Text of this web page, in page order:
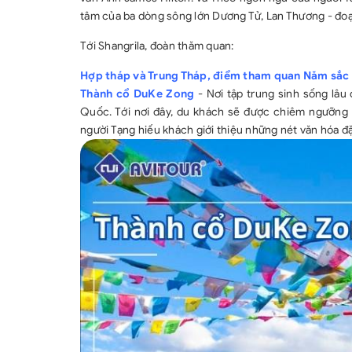
tâm của ba dòng sông lớn Dương Tử, Lan Thương -
Tới Shangrila, đoàn thăm quan:
Hợp tháp và Trung Tháp, điểm tham quan Năm
Thành cổ DuKe Zong - Nơi tập trung sinh sống lâu
Quốc. Tới nơi đây, du khách sẽ được chiêm
người Tạng hiếu khách giới thiệu những nét văn hóa